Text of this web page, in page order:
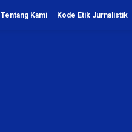
Tentang Kami Kode Etik Jurnalistik